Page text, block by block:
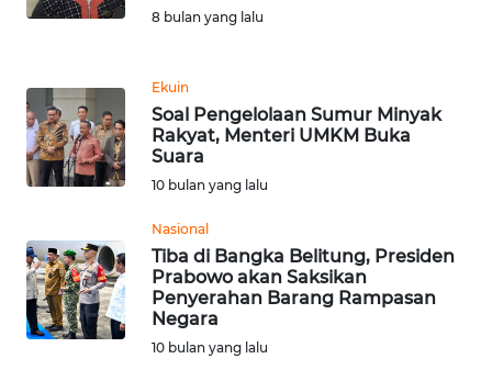
8 bulan yang lalu
Ekuin
Soal Pengelolaan Sumur Minyak
Rakyat, Menteri UMKM Buka
Suara
10 bulan yang lalu
Nasional
Tiba di Bangka Belitung, Presiden
Prabowo akan Saksikan
Penyerahan Barang Rampasan
Negara
10 bulan yang lalu
WN
PADANG
LAWAS
SUMEDANG
WN
CIANJUR